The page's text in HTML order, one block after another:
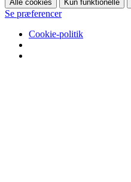
Alle cookies Kun funktionelle
Se præferencer
Cookie-politik